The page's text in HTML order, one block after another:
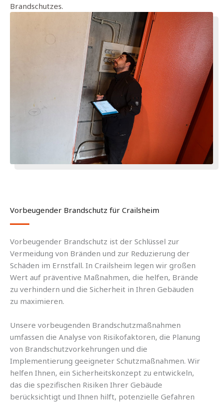
Brandschutzes.
Vorbeugender Brandschutz für Crailsheim
Vorbeugender Brandschutz ist der Schlüssel zur
Vermeidung von Bränden und zur Reduzierung der
Schäden im Ernstfall. In Crailsheim legen wir großen
Wert auf präventive Maßnahmen, die helfen, Brände
zu verhindern und die Sicherheit in Ihren Gebäuden
zu maximieren.
Unsere vorbeugenden Brandschutzmaßnahmen
umfassen die Analyse von Risikofaktoren, die Planung
von Brandschutzvorkehrungen und die
Implementierung geeigneter Schutzmaßnahmen. Wir
helfen Ihnen, ein Sicherheitskonzept zu entwickeln,
das die spezifischen Risiken Ihrer Gebäude
berücksichtigt und Ihnen hilft, potenzielle Gefahren